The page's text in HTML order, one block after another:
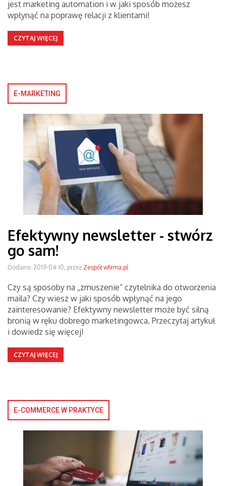
jest marketing automation i w jaki sposób możesz
wpłynąć na poprawę relacji z klientami!
CZYTAJ WIĘCEJ
E-MARKETING
Efektywny newsletter - stwórz
go sam!
Dodano: 2019-04-10, przez Zespół wfirma.pl
Czy są sposoby na „zmuszenie” czytelnika do otworzenia
maila? Czy wiesz w jaki sposób wpłynąć na jego
zainteresowanie? Efektywny newsletter może być silną
bronią w ręku dobrego marketingowca. Przeczytaj artykuł
i dowiedz się więcej!
CZYTAJ WIĘCEJ
E-COMMERCE W PRAKTYCE